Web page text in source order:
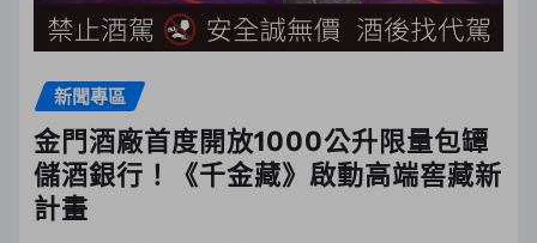
新聞專區
金門酒廠首度開放1000公升限量包罈
儲酒銀行！《千金藏》啟動高端窖藏新
計畫